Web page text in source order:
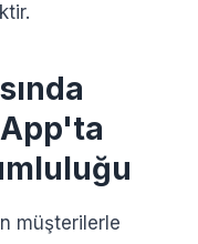
müşterilerle